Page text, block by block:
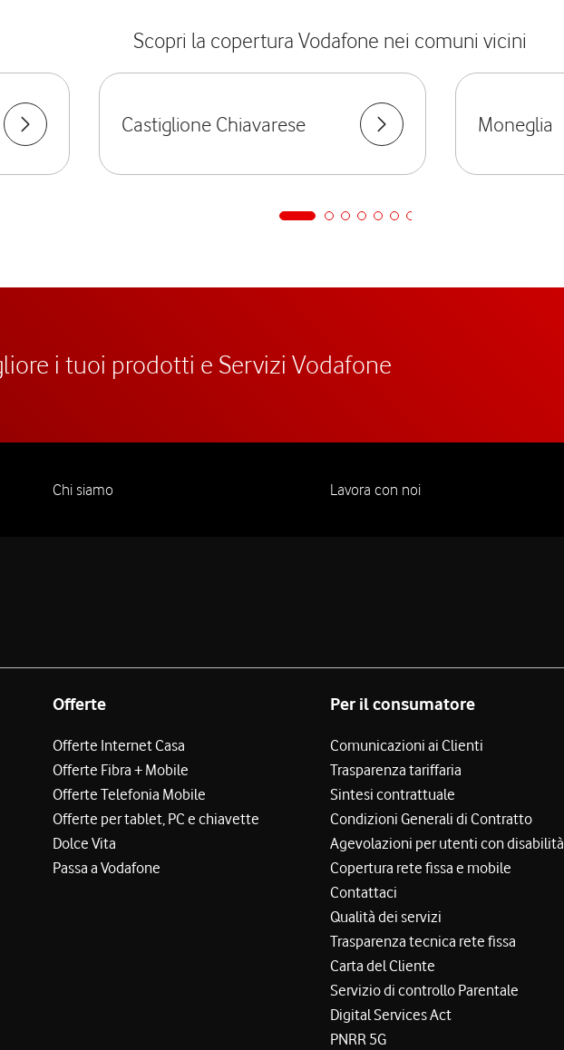
Scopri la copertura Vodafone nei comuni vicini
Castiglione Chiavarese Moneglia
i tuoi prodotti e Servizi Vodafone
Chi siamo Lavora con noi
Offerte
Offerte Internet Casa
Offerte Fibra + Mobile
Offerte Telefonia Mobile
Offerte per tablet, PC e chiavette
Dolce Vita
Passa a Vodafone
Per il consumatore
Comunicazioni ai Clienti
Trasparenza tariffaria
Sintesi contrattuale
Condizioni Generali di Contratto
Agevolazioni per utenti con disabilità
Copertura rete fissa e mobile
Contattaci
Qualità dei servizi
Trasparenza tecnica rete fissa
Carta del Cliente
Servizio di controllo Parentale
Digital Services Act
PNRR 5G